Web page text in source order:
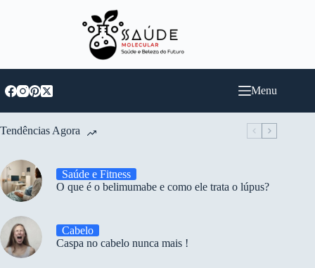
Menu
Tendências Agora
Saúde e Fitness
O que é o belimumabe e como ele trata o lúpus?
Cabelo
Caspa no cabelo nunca mais !